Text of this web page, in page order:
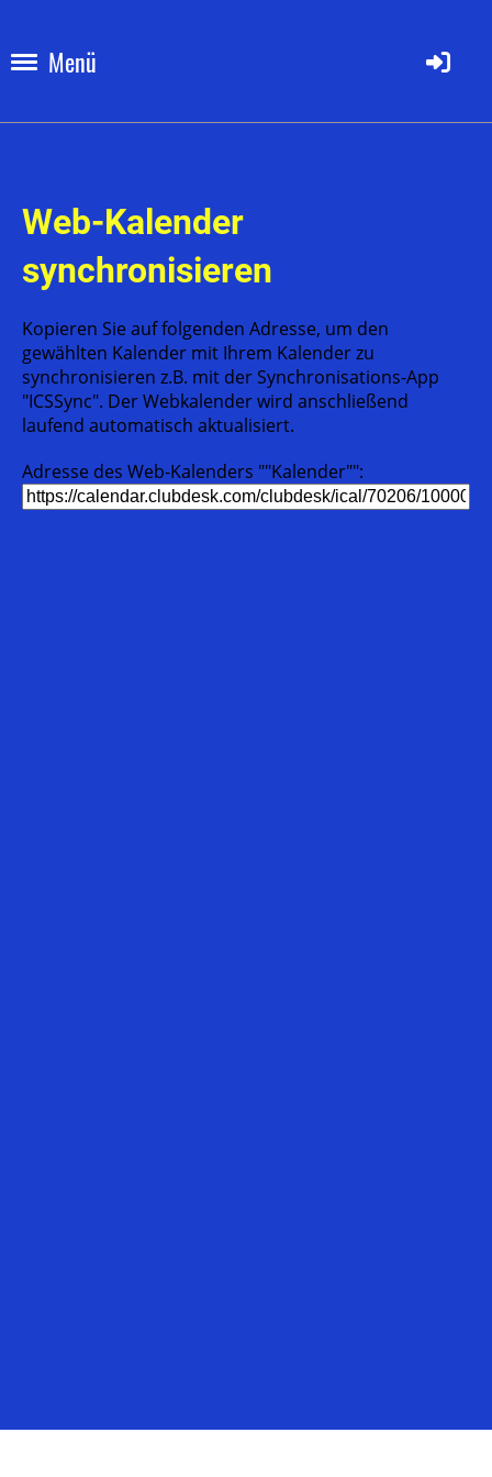
Menü
Web-Kalender
synchronisieren
Kopieren Sie auf folgenden Adresse, um den
gewählten Kalender mit Ihrem Kalender zu
synchronisieren z.B. mit der Synchronisations-App
"ICSSync". Der Webkalender wird anschließend
laufend automatisch aktualisiert.
Adresse des Web-Kalenders ""Kalender"":